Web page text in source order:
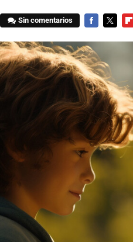
Sin comentarios